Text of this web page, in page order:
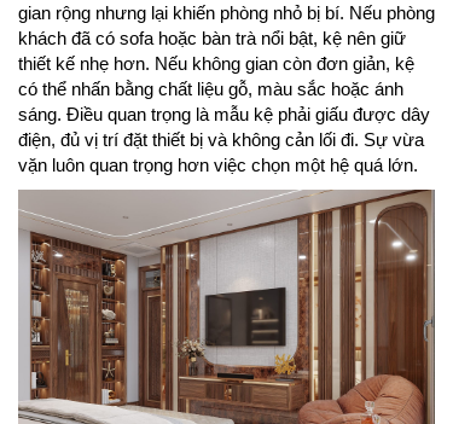
gian rộng nhưng lại khiến phòng nhỏ bị bí. Nếu phòng
khách đã có sofa hoặc bàn trà nổi bật, kệ nên giữ
thiết kế nhẹ hơn. Nếu không gian còn đơn giản, kệ
có thể nhấn bằng chất liệu gỗ, màu sắc hoặc ánh
sáng. Điều quan trọng là mẫu kệ phải giấu được dây
điện, đủ vị trí đặt thiết bị và không cản lối đi. Sự vừa
vặn luôn quan trọng hơn việc chọn một hệ quá lớn.